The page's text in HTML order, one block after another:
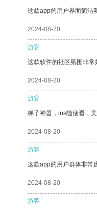
这款app的用户界面简洁
2024-08-20
游客
这款软件的社区氛围非常
2024-08-20
游客
梯子神器，ins随便看，美
2024-08-20
游客
这款app的用户群体非常
2024-08-20
游客